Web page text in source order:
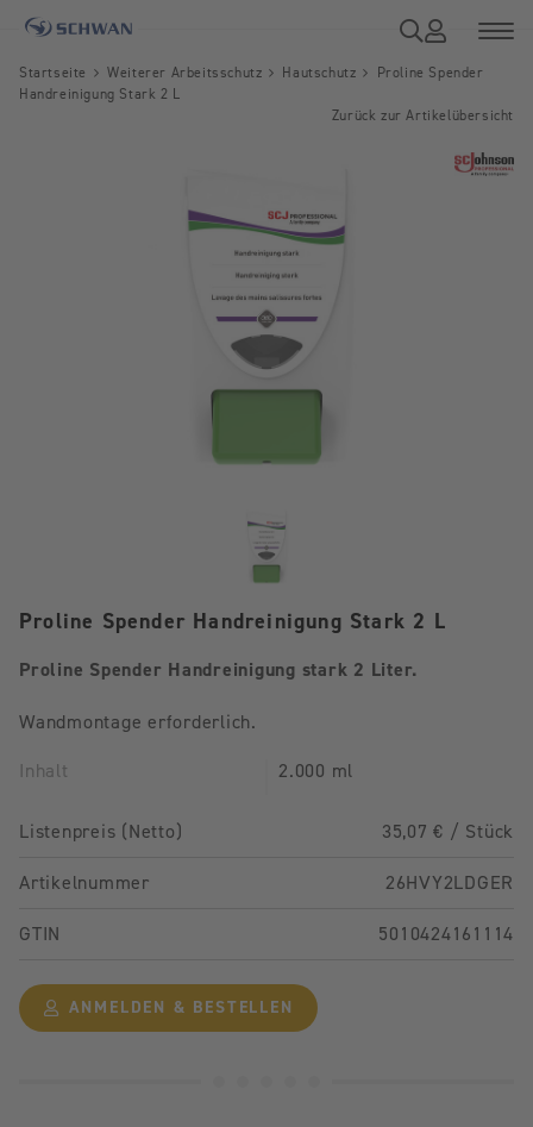
Startseite Weiterer Arbeitsschutz Hautschutz
Proline Spender
Handreinigung Stark 2 L
Zurück zur Artikelübersicht
Proline Spender Handreinigung Stark 2 L
Proline Spender Handreinigung stark 2 Liter.
Wandmontage erforderlich.
Inhalt 2.000 ml
Listenpreis (Netto) 35,07 € / Stück
Artikelnummer 26HVY2LDGER
GTIN 5010424161114
ANMELDEN & BESTELLEN